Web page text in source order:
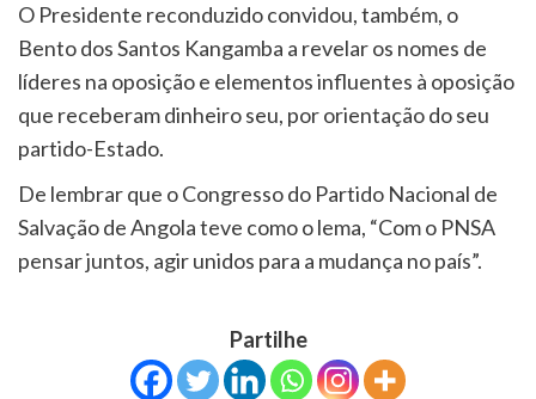
O Presidente reconduzido convidou, também, o
Bento dos Santos Kangamba a revelar os nomes de
líderes na oposição e elementos influentes à oposição
que receberam dinheiro seu, por orientação do seu
partido-Estado.
De lembrar que o Congresso do Partido Nacional de
Salvação de Angola teve como o lema, “Com o PNSA
pensar juntos, agir unidos para a mudança no país”.
Partilhe